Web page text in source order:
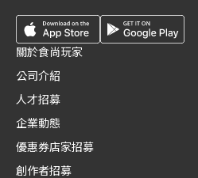
關於食尚玩家
公司介紹
人才招募
企業動態
優惠券店家招募
創作者招募